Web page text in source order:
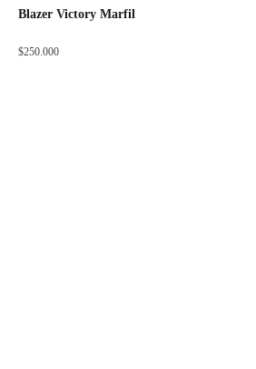
Blazer Victory Marfil
$250.000